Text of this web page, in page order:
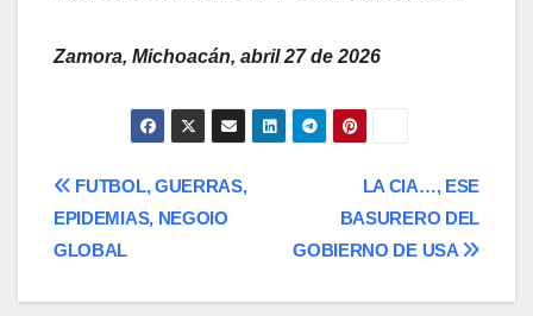
Zamora, Michoacán, abril 27 de 2026
Navegación
de
entradas
LA CIA…, ESE
BASURERO DEL
GOBIERNO DE USA
FUTBOL, GUERRAS,
EPIDEMIAS, NEGOIO
GLOBAL